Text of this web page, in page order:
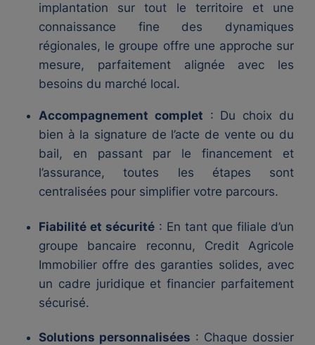
implantation sur tout le territoire et une
connaissance fine des dynamiques
régionales, le groupe offre une approche sur
mesure, parfaitement alignée avec les
besoins du marché local.
Accompagnement complet : Du choix du
bien à la signature de l’acte de vente ou du
bail, en passant par le financement et
l’assurance, toutes les étapes sont
centralisées pour simplifier votre parcours.
Fiabilité et sécurité : En tant que filiale d’un
groupe bancaire reconnu, Credit Agricole
Immobilier offre des garanties solides, avec
un cadre juridique et financier parfaitement
sécurisé.
Solutions personnalisées : Chaque dossier